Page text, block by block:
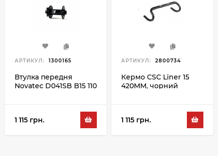
АРТИКУЛ: 1300165
Втулка передня
Novatec D041SB B15 110
1 115 грн.
АРТИКУЛ: 2800734
Кермо CSC Liner 15
420ММ, чорний
1 115 грн.